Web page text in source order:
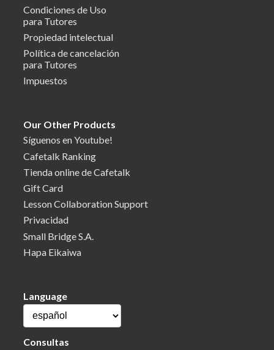
Condiciones de Uso
para Tutores
Propiedad intelectual
Política de cancelación
para Tutores
Impuestos
Our Other Products
Síguenos en Youtube!
Cafetalk Ranking
Tienda online de Cafetalk
Gift Card
Lesson Collaboration Support
Privacidad
Small Bridge S.A.
Hapa Eikaiwa
Language
Consultas